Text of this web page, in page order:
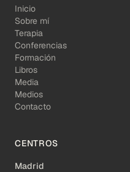
Inicio
Sobre mí
Terapia
Conferencias
Formación
Libros
Media
Medios
Contacto
CENTROS
Madrid